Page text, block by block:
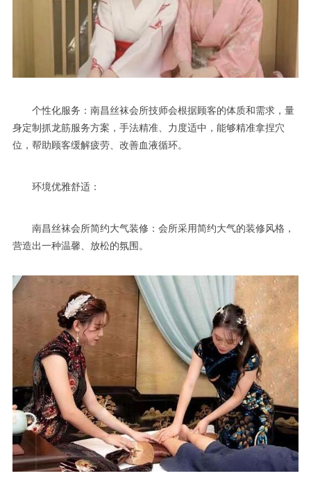
个性化服务：南昌丝袜会所技师会根据顾客的体质和需求，量
身定制抓龙筋服务方案，手法精准、力度适中，能够精准拿捏穴
位，帮助顾客缓解疲劳、改善血液循环。
环境优雅舒适：
南昌丝袜会所简约大气装修：会所采用简约大气的装修风格，
营造出一种温馨、放松的氛围。